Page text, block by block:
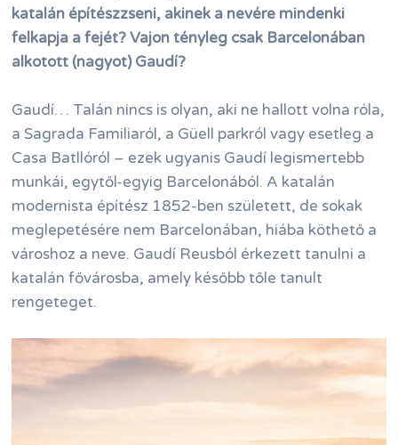
katalán építészzseni, akinek a nevére mindenki
felkapja a fejét? Vajon tényleg csak Barcelonában
alkotott (nagyot) Gaudí?
Gaudí… Talán nincs is olyan, aki ne hallott volna róla,
a Sagrada Familiaról, a Güell parkról vagy esetleg a
Casa Batllóról – ezek ugyanis Gaudí legismertebb
munkái, egytől-egyig Barcelonából. A katalán
modernista építész 1852-ben született, de sokak
meglepetésére nem Barcelonában, hiába köthető a
városhoz a neve. Gaudí Reusból érkezett tanulni a
katalán fővárosba, amely később tőle tanult
rengeteget.